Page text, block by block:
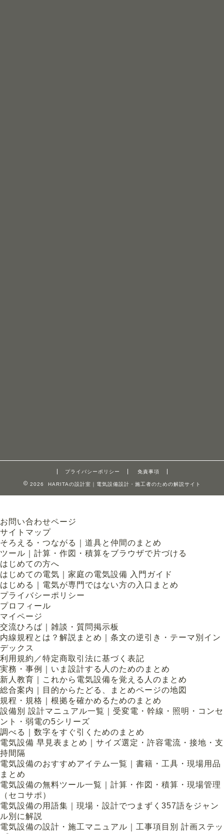
プライバシーポリシー 免責事項
2026 HARITAの設計室｜電気設備設計・施工者のための解説サイト
お問い合わせページ
サイトマップ
そろえる・つながる｜道具と仲間のまとめ
ツール｜計算・作図・積算をブラウザで片づける
はじめての方へ
はじめての電気｜家庭の電気設備 入門ガイド
はじめる｜電気が専門ではない方の入口まとめ
プライバシーポリシー
プロフィール
マイページ
交流ひろば｜雑談・質問掲示板
内線規程とは？解説まとめ｜条文の逆引き・テーマ別イン
デックス
利用規約／特定商取引法に基づく表記
実務・事例｜いま設計する人のためのまとめ
新人教育｜これから電気設備を覚える人のまとめ
総合案内｜目的からたどる、まとめページの地図
規程・規格｜根拠を確かめるためのまとめ
設備別 設計マニュアル一覧｜受変電・幹線・照明・コンセ
ント・弱電の5シリーズ
調べる｜数字をすぐ引くためのまとめ
電気設備 早見表まとめ｜サイズ選定・許容電流・接地・支
持間隔
電気設備のおすすめアイテム一覧｜書籍・工具・現場用品
まとめ
電気設備の無料ツール一覧｜計算・作図・積算・現場管理
（セコサポ）
電気設備の用語集｜現場・設計でつまずく357語をジャン
ル別に解説
電気設備の設計・施工マニュアル｜工事項目別 計画ステッ